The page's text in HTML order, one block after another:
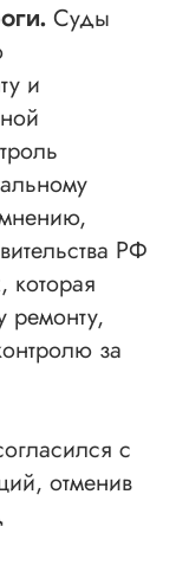
Суды
и
РФ
которая
ремонту,
за
с
отменив